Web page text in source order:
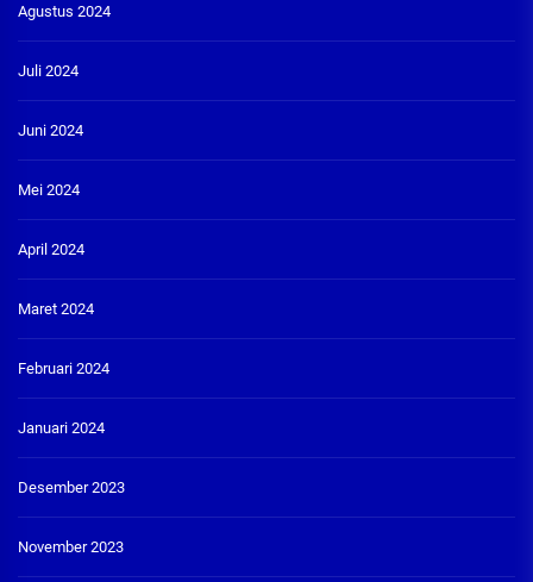
Agustus 2024
Juli 2024
Juni 2024
Mei 2024
April 2024
Maret 2024
Februari 2024
Januari 2024
Desember 2023
November 2023